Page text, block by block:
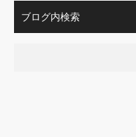
ブログ内検索